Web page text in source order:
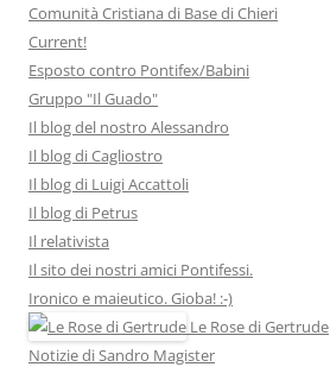
Comunità Cristiana di Base di Chieri
Current!
Esposto contro Pontifex/Babini
Gruppo "Il Guado"
Il blog del nostro Alessandro
Il blog di Cagliostro
Il blog di Luigi Accattoli
Il blog di Petrus
Il relativista
Il sito dei nostri amici Pontifessi.
Ironico e maieutico. Gioba! :-)
Le Rose di Gertrude
Notizie di Sandro Magister